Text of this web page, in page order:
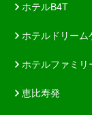
ホテルB4T
ホテルドリーム
ホテルファミリ
恵比寿発